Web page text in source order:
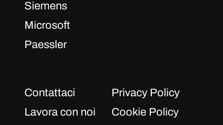
Siemens
Microsoft
Paessler
Contattaci
Lavora con noi
Privacy Policy
Cookie Policy